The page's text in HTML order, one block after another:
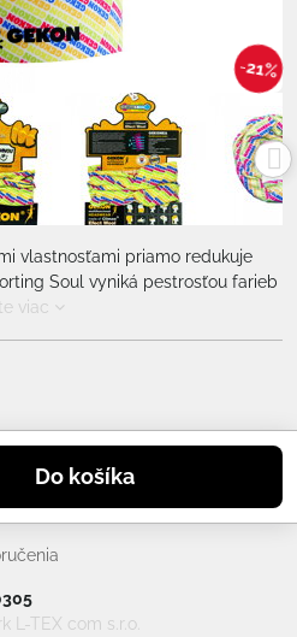
21%
vlastnosťami priamo redukuje
Soul vyniká pestrosťou farieb
viac
Do košíka
L-TEX com s.r.o.